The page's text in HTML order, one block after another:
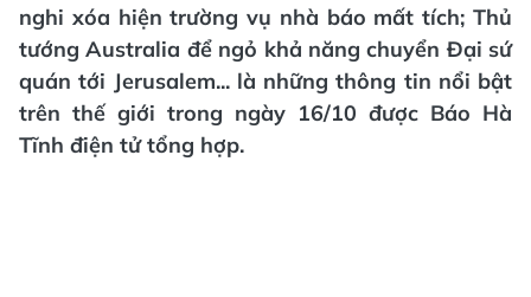
nghi xóa hiện trường vụ nhà báo mất tích; Thủ
tướng Australia để ngỏ khả năng chuyển Đại sứ
quán tới Jerusalem... là những thông tin nổi bật
trên thế giới trong ngày 16/10 được Báo Hà
Tĩnh điện tử tổng hợp.